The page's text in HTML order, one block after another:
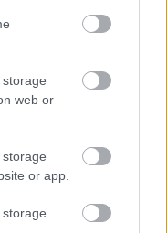
web or
or app.
fele az önzetlen
telik, közel érzed
és